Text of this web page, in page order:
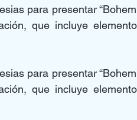
para presentar
que incluye
para presentar
que incluye